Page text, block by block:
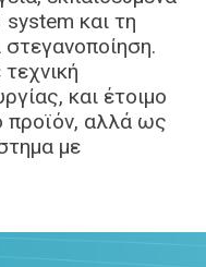
και τη
και έτοιμο
αλλά ως
με